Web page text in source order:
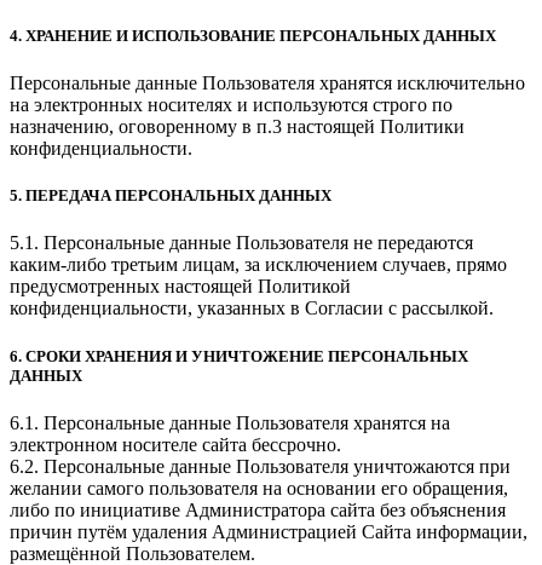
4. ХРАНЕНИЕ И ИСПОЛЬЗОВАНИЕ ПЕРСОНАЛЬНЫХ ДАННЫХ
Персональные данные Пользователя хранятся исключительно
на электронных носителях и используются строго по
назначению, оговоренному в п.3 настоящей Политики
конфиденциальности.
5. ПЕРЕДАЧА ПЕРСОНАЛЬНЫХ ДАННЫХ
5.1. Персональные данные Пользователя не передаются
каким-либо третьим лицам, за исключением случаев, прямо
предусмотренных настоящей Политикой
конфиденциальности, указанных в Согласии с рассылкой.
6. СРОКИ ХРАНЕНИЯ И УНИЧТОЖЕНИЕ ПЕРСОНАЛЬНЫХ
ДАННЫХ
6.1. Персональные данные Пользователя хранятся на
электронном носителе сайта бессрочно.
6.2. Персональные данные Пользователя уничтожаются при
желании самого пользователя на основании его обращения,
либо по инициативе Администратора сайта без объяснения
причин путём удаления Администрацией Сайта информации,
размещённой Пользователем.